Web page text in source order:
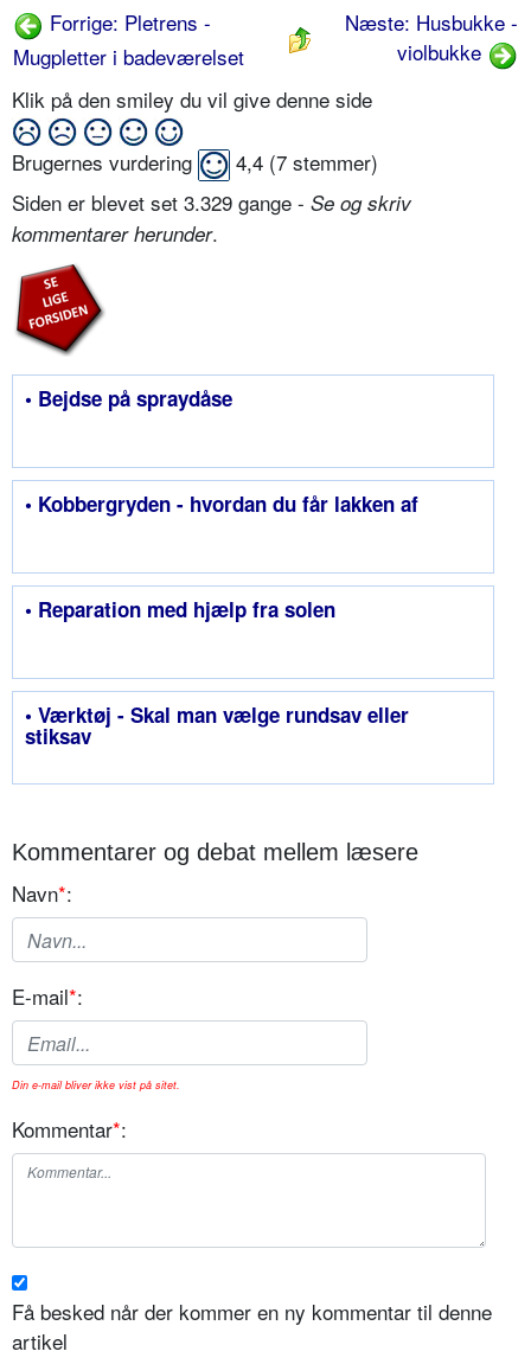
Forrige: Pletrens -
Mugpletter i badeværelset
Næste: Husbukke -
violbukke
Klik på den smiley du vil give denne side
Brugernes vurdering 4,4 (7 stemmer)
Siden er blevet set 3.329 gange - Se og skriv
kommentarer herunder.
• Bejdse på spraydåse
• Kobbergryden - hvordan du får lakken af
• Reparation med hjælp fra solen
• Værktøj - Skal man vælge rundsav eller
stiksav
Kommentarer og debat mellem læsere
Navn*:
E-mail*:
Din e-mail bliver ikke vist på sitet.
Kommentar*:
Få besked når der kommer en ny kommentar til denne
artikel